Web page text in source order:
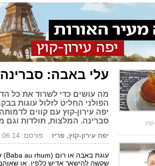
עלי באבה: סברינה
מה עושים כדי לשרוד את כל
הפולני החליט לזלול עוגות
יפה עירון-קוץ עם קווים
סברינה. המלצות, תולדות וגם
יפה עירון-קוץ, פריז פורסם: 06.06.14, 08:59
שקשה להישאר אדיש כלפיו. או
קוץ